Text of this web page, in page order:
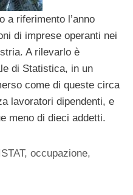
a riferimento l’anno
di imprese operanti nei
A rilevarlo è
di Statistica, in un
come di queste circa
lavoratori dipendenti, e
meno di dieci addetti.
,occupazione,